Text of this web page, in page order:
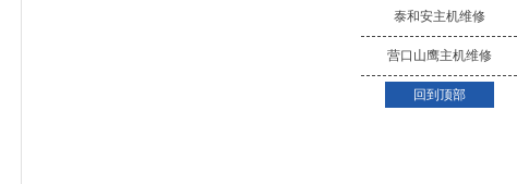
泰和安主机维修
营口山鹰主机维修
回到顶部